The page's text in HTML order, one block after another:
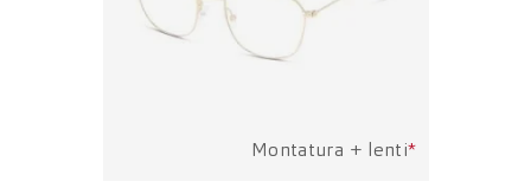
Montatura + lenti*